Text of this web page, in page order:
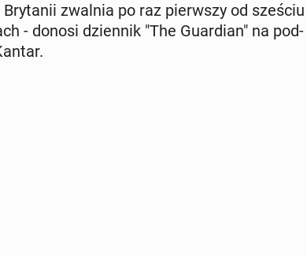
zwalnia po raz pierw­szy od sześciu
- donosi dzien­nik "The Gu­ar­dian" na pod­